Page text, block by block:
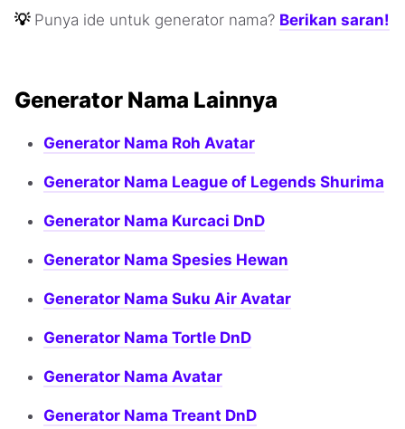
💡 Punya ide untuk generator nama? Berikan saran!
Generator Nama Lainnya
Generator Nama Roh Avatar
Generator Nama League of Legends Shurima
Generator Nama Kurcaci DnD
Generator Nama Spesies Hewan
Generator Nama Suku Air Avatar
Generator Nama Tortle DnD
Generator Nama Avatar
Generator Nama Treant DnD